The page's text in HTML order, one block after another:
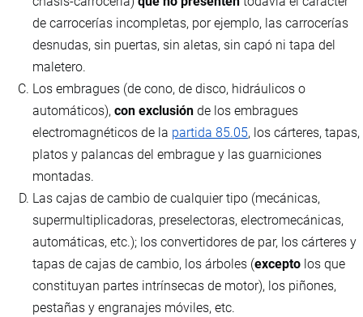
de carrocerías incompletas, por ejemplo, las carrocerías
desnudas, sin puertas, sin aletas, sin capó ni tapa del
maletero.
Los embragues (de cono, de disco, hidráulicos o
automáticos), con exclusión de los embragues
electromagnéticos de la partida 85.05, los cárteres, tapas,
platos y palancas del embrague y las guarniciones
montadas.
Las cajas de cambio de cualquier tipo (mecánicas,
supermultiplicadoras, preselectoras, electromecánicas,
automáticas, etc.); los convertidores de par, los cárteres y
tapas de cajas de cambio, los árboles (excepto los que
constituyan partes intrínsecas de motor), los piñones,
pestañas y engranajes móviles, etc.